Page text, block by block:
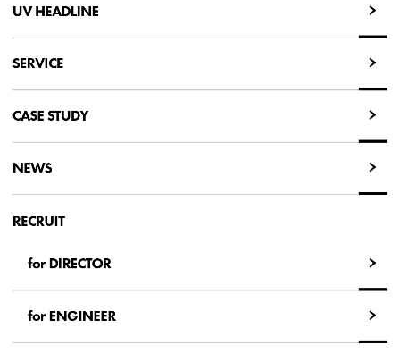
UV HEADLINE
SERVICE
CASE STUDY
NEWS
RECRUIT
for DIRECTOR
for ENGINEER